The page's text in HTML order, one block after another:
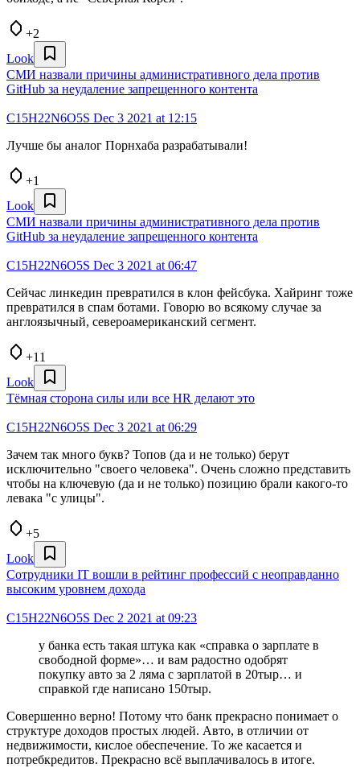
+2
Look
СМИ назвали причины административного дела против
GitHub за неудаление запрещенного контента
C15H22N6O5S Dec 3 2021 at 12:15
Лучше бы аналог Порнхаба разрабатывали!
+1
Look
СМИ назвали причины административного дела против
GitHub за неудаление запрещенного контента
C15H22N6O5S Dec 3 2021 at 06:47
Сейчас линкедин превратился в клон фейсбука. Хайринг тоже
превратился в спам ботами. Говорю во всякому случае за
англоязычный, североамериканский сегмент.
+11
Look
Тёмная сторона силы или все HR делают это
C15H22N6O5S Dec 3 2021 at 06:29
Зачем так много букв? Топов (да и не только) берут
исключительно "своего человека". Очень сложно представить
чтобы на ключевую (да и не только) позицию брали какого-то
левака "с улицы".
+5
Look
Сотрудники IT вошли в рейтинг профессий с неоправданно
высоким уровнем дохода
C15H22N6O5S Dec 2 2021 at 09:23
у банка есть такая штука как «справка о зарплате в
свободной форме»… и вам радостно одобрят
покупку авто за 2 ляма с зарплатой в 20тыр… и
справкой где написано 150тыр.
Совершенно верно! Потому что банк прекрасно понимает о
структуре доходов простых людей. Авто, в отличии от
недвижимости, кислое обеспечение. То же касается и
потребкредитов. Прекрасно всё выплачивалось в итоге.